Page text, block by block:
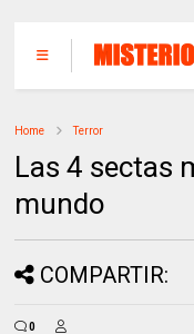
Home Terror
Las 4 sectas
mundo
COMPARTIR:
0